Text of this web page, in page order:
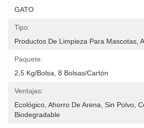
GATO
Tipo:
Productos De Limpieza Para Mascotas,
Paquete:
2,5 Kg/bolsa, 8 Bolsas/cartón
Ventajas:
Ecológico, Ahorro De Arena, Sin Polvo,
Biodegradable